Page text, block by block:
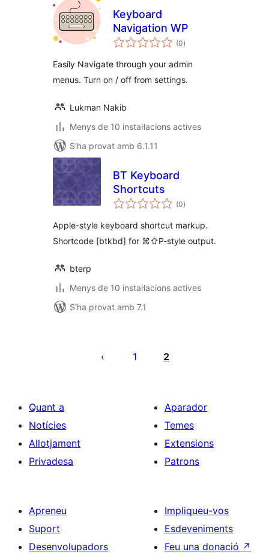
Keyboard
Navigation WP
(0puntuacions
totals
)
Easily Navigate through your admin
menus. Turn on / off from settings.
Lukman Nakib
Menys de 10 instal·lacions actives
S'ha provat amb 6.1.11
BT Keyboard
Shortcuts
(0puntuacions
totals
)
Apple-style keyboard shortcut markup.
Shortcode [btkbd] for ⌘⇧P-style output.
bterp
Menys de 10 instal·lacions actives
S'ha provat amb 7.1
1 2
Quant a
Notícies
Allotjament
Privadesa
Aparador
Temes
Extensions
Patrons
Apreneu
Suport
Desenvolupadors
Impliqueu-vos
Esdeveniments
Feu una donació ↗